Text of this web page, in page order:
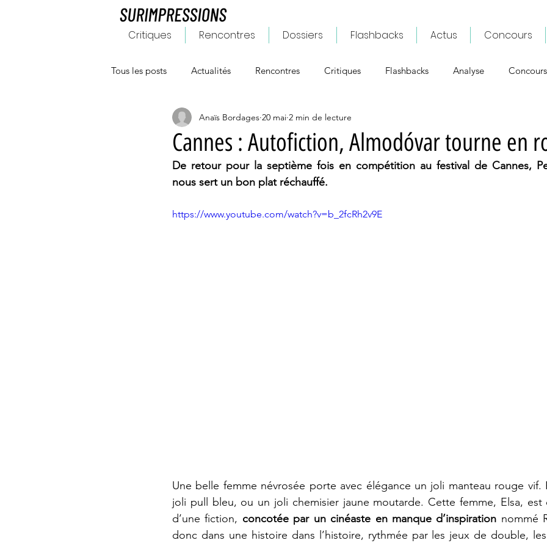
Critiques Rencontres Dossiers Flashbacks Actus Concours
Tous les posts Actualités Rencontres Critiques Flashbacks Analyse Concours
Cannes : Autofiction, Almodóvar tourne en
Anaïs Bordages 20 mai 2 min de lecture
De retour pour la septième fois en compétition au festival de Cannes,
nous sert un bon plat réchauffé.
https://www.youtube.com/watch?v=b_2fcRh2v9E
Une belle femme névrosée porte avec élégance un joli manteau rouge vif.
joli pull bleu, ou un joli chemisier jaune moutarde. Cette femme, Elsa, est
d’une fiction, concotée par un cinéaste en manque d’inspiration nommé
donc dans une histoire dans l’histoire, rythmée par les jeux de double,